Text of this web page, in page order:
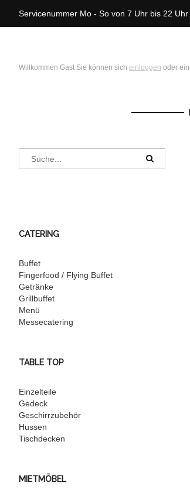
Servicenummer Mo - So von 7 Uhr bis 22
Willkommen Gast Sie können sich einloggen oder ein
CATERING
Buffet
Fingerfood / Flying Buffet
Getränke
Grillbuffet
Menü
Messecatering
TABLE TOP
Einzelteile
Gedeck
Geschirrzubehör
Hussen
Tischdecken
MIETMÖBEL